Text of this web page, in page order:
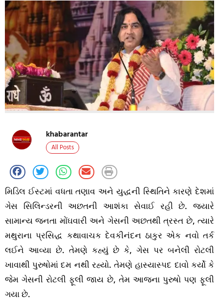
khabarantar
All Posts
મિડિલ ઈસ્ટમાં વધતા તણાવ અને યુદ્ધની સ્થિતિને કારણે દેશમાં
ગેસ સિલિન્ડરની અછતની આશંકા સેવાઈ રહી છે. જ્યારે
સામાન્ય જનતા મોંઘવારી અને ગેસની અછતથી ત્રસ્ત છે, ત્યારે
મથુરાના પ્રસિદ્ધ કથાવાચક દેવકીનંદન ઠાકુર એક નવો તર્ક
લઈને આવ્યા છે. તેમણે કહ્યું છે કે, ગેસ પર બનેલી રોટલી
ખાવાથી પુરુષોમાં દમ નથી રહ્યો. તેમણે હાસ્યાસ્પદ દાવો કર્યો કે
જેમ ગેસની રોટલી ફૂલી જાય છે, તેમ આજના પુરુષો પણ ફૂલી
ગયા છે.